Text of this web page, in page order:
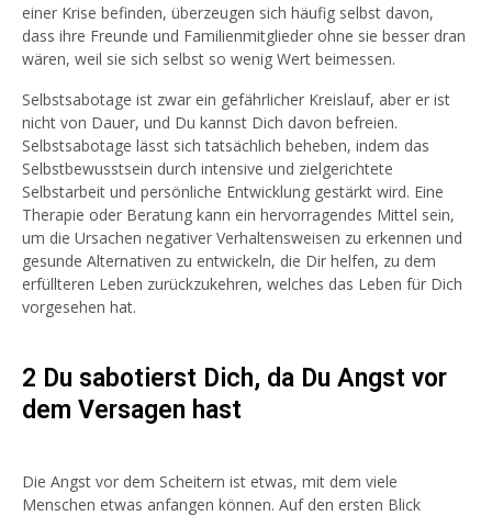
einer Krise befinden, überzeugen sich häufig selbst davon,
dass ihre Freunde und Familienmitglieder ohne sie besser dran
wären, weil sie sich selbst so wenig Wert beimessen.
Selbstsabotage ist zwar ein gefährlicher Kreislauf, aber er ist
nicht von Dauer, und Du kannst Dich davon befreien.
Selbstsabotage lässt sich tatsächlich beheben, indem das
Selbstbewusstsein durch intensive und zielgerichtete
Selbstarbeit und persönliche Entwicklung gestärkt wird. Eine
Therapie oder Beratung kann ein hervorragendes Mittel sein,
um die Ursachen negativer Verhaltensweisen zu erkennen und
gesunde Alternativen zu entwickeln, die Dir helfen, zu dem
erfüllteren Leben zurückzukehren, welches das Leben für Dich
vorgesehen hat.
2 Du sabotierst Dich, da Du Angst vor
dem Versagen hast
Die Angst vor dem Scheitern ist etwas, mit dem viele
Menschen etwas anfangen können. Auf den ersten Blick